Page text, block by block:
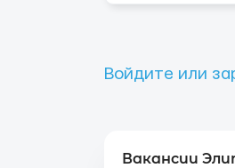
Войдите или
Вакансии